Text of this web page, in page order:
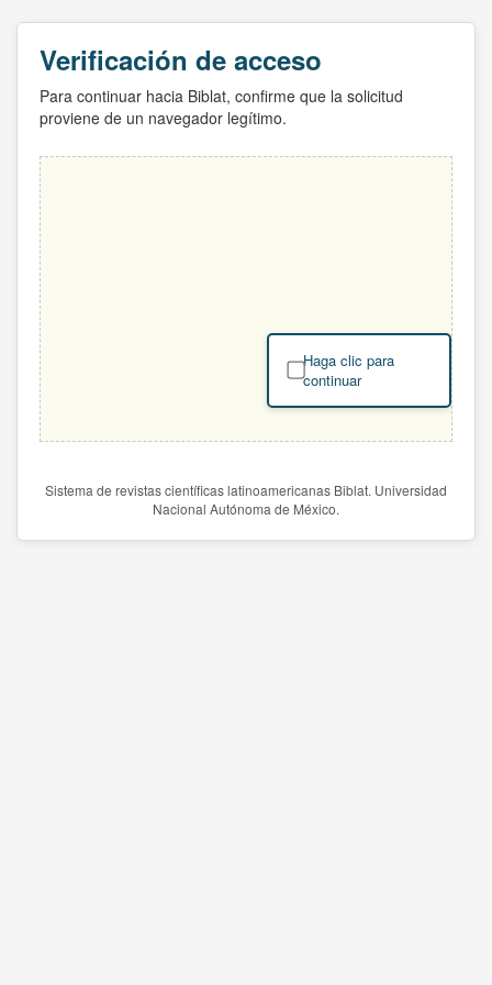
Verificación de acceso
Para continuar hacia Biblat, confirme que la solicitud
proviene de un navegador legítimo.
Haga clic para
continuar
Sistema de revistas científicas latinoamericanas Biblat. Universidad
Nacional Autónoma de México.